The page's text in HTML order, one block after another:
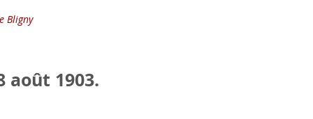
Bligny
août 1903.